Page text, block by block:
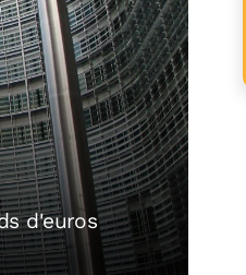
d'euros